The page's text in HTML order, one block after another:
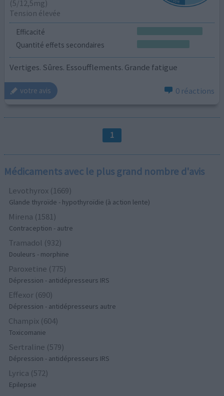
(5/12,5mg)
Tension élevée
Efficacité
Quantité effets secondaires
Vertiges. Sûres. Essoufflements. Grande fatigue
votre avis 0 réactions
1
Médicaments avec le plus grand nombre d'avis
Levothyrox (1669)
Glande thyroïde - hypothyroïdie (à action lente)
Mirena (1581)
Contraception - autre
Tramadol (932)
Douleurs - morphine
Paroxetine (775)
Dépression - antidépresseurs IRS
Effexor (690)
Dépression - antidépresseurs autre
Champix (604)
Toxicomanie
Sertraline (579)
Dépression - antidépresseurs IRS
Lyrica (572)
Epilepsie